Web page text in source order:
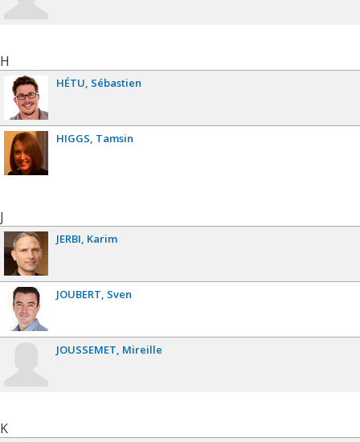
H
HÉTU Sébastien
HIGGS Tamsin
J
JERBI Karim
JOUBERT Sven
JOUSSEMET Mireille
K